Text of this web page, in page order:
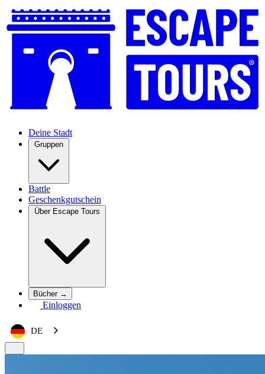
Deine Stadt
Gruppen
Battle
Geschenkgutschein
Über Escape Tours
Bücher →
Einloggen
DE